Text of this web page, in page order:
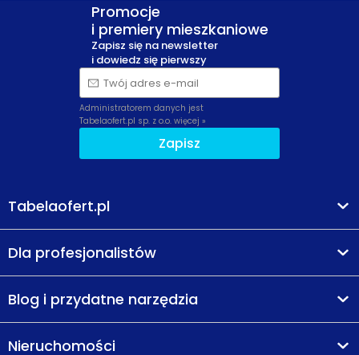
Promocje
i premiery mieszkaniowe
Zapisz się na newsletter
i dowiedz się pierwszy
Twój adres e-mail
Administratorem danych jest
Tabelaofert.pl sp. z o.o. więcej »
Zapisz
Tabelaofert.pl
Dla profesjonalistów
Blog i przydatne narzędzia
Nieruchomości